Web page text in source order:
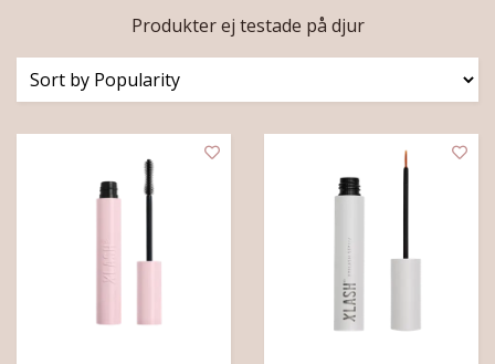
Produkter ej testade på djur